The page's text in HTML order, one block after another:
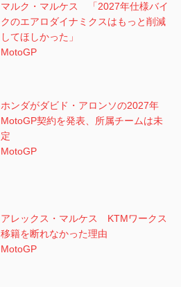
マルク・マルケス 「2027年仕様バイ
クのエアロダイナミクスはもっと削減
してほしかった」
MotoGP
ホンダがダビド・アロンソの2027年
MotoGP契約を発表、所属チームは未
定
MotoGP
アレックス・マルケス KTMワークス
移籍を断れなかった理由
MotoGP